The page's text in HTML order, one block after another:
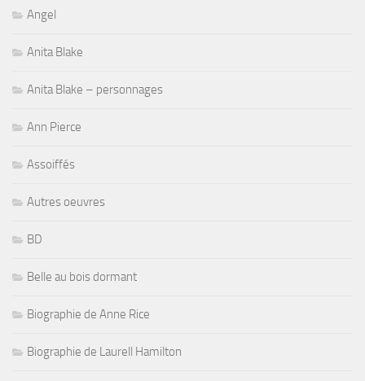
Angel
Anita Blake
Anita Blake – personnages
Ann Pierce
Assoiffés
Autres oeuvres
BD
Belle au bois dormant
Biographie de Anne Rice
Biographie de Laurell Hamilton